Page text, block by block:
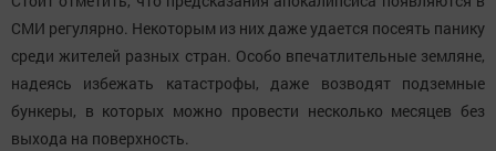
СМИ регулярно. Некоторым из них даже удается посеять панику
среди жителей разных стран. Особо впечатлительные земляне,
надеясь избежать катастрофы, даже возводят подземные
бункеры, в которых можно провести несколько месяцев без
выхода на поверхность.